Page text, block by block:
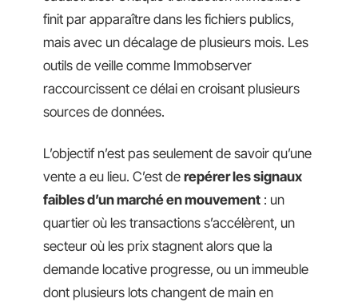
finit par apparaître dans les fichiers publics,
mais avec un décalage de plusieurs mois. Les
outils de veille comme Immobserver
raccourcissent ce délai en croisant plusieurs
sources de données.
L’objectif n’est pas seulement de savoir qu’une
vente a eu lieu. C’est de repérer les signaux
faibles d’un marché en mouvement : un
quartier où les transactions s’accélèrent, un
secteur où les prix stagnent alors que la
demande locative progresse, ou un immeuble
dont plusieurs lots changent de main en